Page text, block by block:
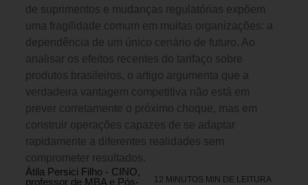
de suprimentos e mudanças regulatórias expõem
uma fragilidade comum em muitas organizações: a
dependência de um único cenário de futuro. Ao
analisar os efeitos recentes do tarifaço sobre
produtos brasileiros, o artigo argumenta que a
verdadeira vantagem competitiva não está em
prever corretamente o próximo choque, mas em
construir operações capazes de se adaptar
rapidamente a diferentes realidades sem
comprometer resultados.
Átila Persici Filho - CINO,
professor de MBA e Pós-
12 MINUTOS MIN DE LEITURA